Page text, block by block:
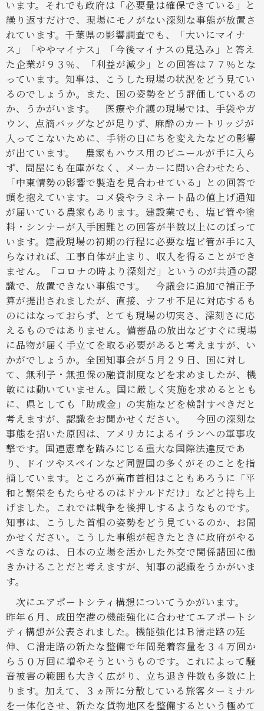
います。それでも政府は「必要量は確保できている」と
繰り返すだけで、現場にモノがない深刻な事態が放置さ
れています。千葉県の影響調査でも、「大いにマイナ
ス」「ややマイナス」「今後マイナスの見込み」と答え
た企業が９３％、「利益が減少」との回答は７７％とな
っています。知事は、こうした現場の状況をどう見てい
るのでしょうか。また、国の姿勢をどう評価しているの
か、うかがいます。
医療や介護の現場では、手袋やガ
ウン、点滴バッグなどが足りず、麻酔のカートリッジが
入ってこないために、手術の日にちを変えたなどの影響
が出ています。
農家もハウス用のビニールが手に入ら
ず、問屋にも在庫がなく、メーカーに問い合わせたら、
「中東情勢の影響で製造を見合わせている」との回答で
頭を抱えています。コメ袋やラミネート品の値上げ通知
が届いている農家もあります。建設業でも、塩ビ管や塗
料・シンナーが入手困難との回答が半数以上にのぼって
います。建設現場の初期の行程に必要な塩ビ管が手に入
らなければ、工事自体が止まり、収入を得ることができ
ません。「コロナの時より深刻だ」というのが共通の認
識で、放置できない事態です。
今議会に追加で補正予
算が提出されましたが、直接、ナフサ不足に対応するも
のにはなっておらず、とても現場の切実さ、深刻さに応
えるものではありません。備蓄品の放出などすぐに現場
に品物が届く手立てを取る必要があると考えますが、い
かがでしょうか。全国知事会が５月２９日、国に対し
て、無利子・無担保の融資制度などを求めましたが、機
敏には動いていません。国に厳しく実施を求めるととも
に、県としても「助成金」の実施などを検討すべきだと
考えますが、認識をお聞かせください。
今回の深刻な
事態を招いた原因は、アメリカによるイランへの軍事攻
撃です。国連憲章を踏みにじる重大な国際法違反であ
り、ドイツやスペインなど同盟国の多くがそのことを指
摘しています。ところが高市首相はこともあろうに「平
和と繁栄をもたらせるのはドナルドだけ」などと持ち上
げました。これでは戦争を後押しするようなものです。
知事は、こうした首相の姿勢をどう見ているのか、お聞
かせください。こうした事態が起きたときに政府がやる
べきなのは、日本の立場を活かした外交で関係諸国に働
きかけることだと考えますが、知事の認識をうかがいま
す。
次にエアポートシティ構想についてうかがいます。
昨年６月、成田空港の機能強化に合わせてエアポートシ
ティ構想が公表されました。機能強化はＢ滑走路の延
伸、Ｃ滑走路の新たな整備で年間発着容量を３４万回か
ら５０万回に増やそうというものです。これによって騒
音被害の範囲も大きく広がり、立ち退き件数も多数に上
ります。加えて、３ヵ所に分散している旅客ターミナル
を一体化させ、新たな貨物地区を整備するという極めて